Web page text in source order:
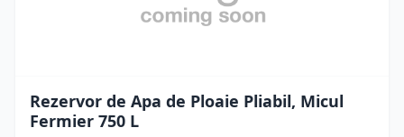
Rezervor de Apa de Ploaie Pliabil, Micul
Fermier 750 L